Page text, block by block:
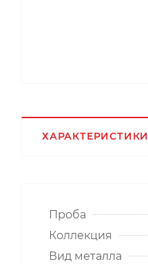
ХАРАКТЕРИСТИКИ
Проба
Коллекция
Вид металла